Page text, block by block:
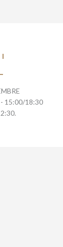
15:00/18:30